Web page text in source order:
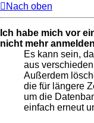
Nach oben
Ich habe mich vor
nicht mehr
Es kann sein,
aus
Außerdem
die für längere
um die
einfach erneut